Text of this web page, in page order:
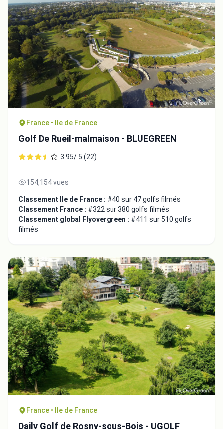
France • Ile de France
Golf De Rueil-malmaison - BLUEGREEN
3.95/ 5 (22)
154,154 vues
Classement Ile de France : #40 sur 47 golfs filmés
Classement France : #322 sur 380 golfs filmés
Classement global Flyovergreen : #411 sur 510 golfs
filmés
France • Ile de France
Daily Golf de Rosny-sous-Bois - UGOLF